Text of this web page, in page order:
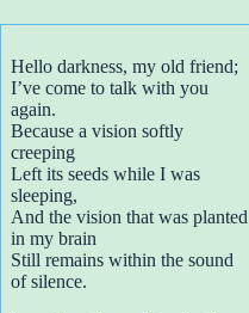
Hello darkness, my old friend;
I’ve come to talk with you
again.
Because a vision softly
creeping
Left its seeds while I was
sleeping,
And the vision that was planted
in my brain
Still remains within the sound
of silence.